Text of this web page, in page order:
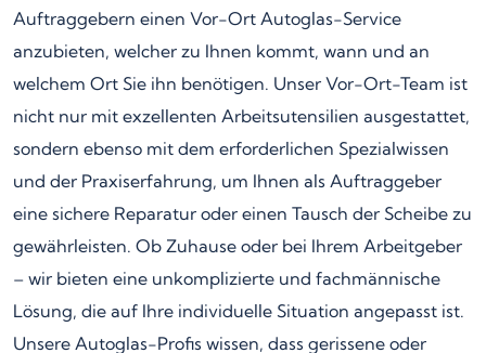
Auftraggebern einen Vor-Ort Autoglas-Service
anzubieten, welcher zu Ihnen kommt, wann und an
welchem Ort Sie ihn benötigen. Unser Vor-Ort-Team ist
nicht nur mit exzellenten Arbeitsutensilien ausgestattet,
sondern ebenso mit dem erforderlichen Spezialwissen
und der Praxiserfahrung, um Ihnen als Auftraggeber
eine sichere Reparatur oder einen Tausch der Scheibe zu
gewährleisten. Ob Zuhause oder bei Ihrem Arbeitgeber
– wir bieten eine unkomplizierte und fachmännische
Lösung, die auf Ihre individuelle Situation angepasst ist.
Unsere Autoglas-Profis wissen, dass gerissene oder